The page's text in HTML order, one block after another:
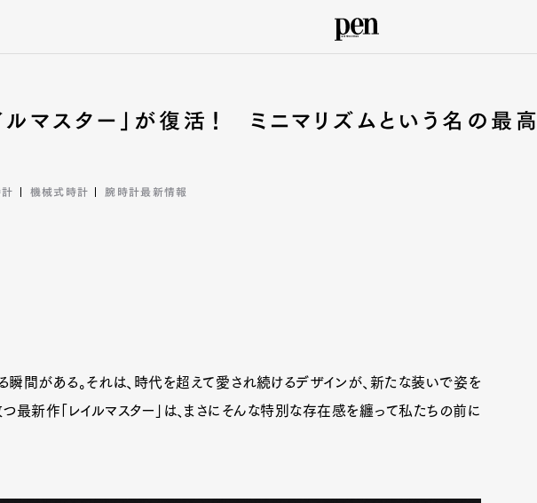
ルマスター」が復活！ ミニマリズムという名の最高
機械式時計 腕時計最新情報
間がある。それは、時代を超えて愛され続けるデザインが、新たな装いで姿を
最新作「レイルマスター」は、まさにそんな特別な存在感を纏って私たちの前に